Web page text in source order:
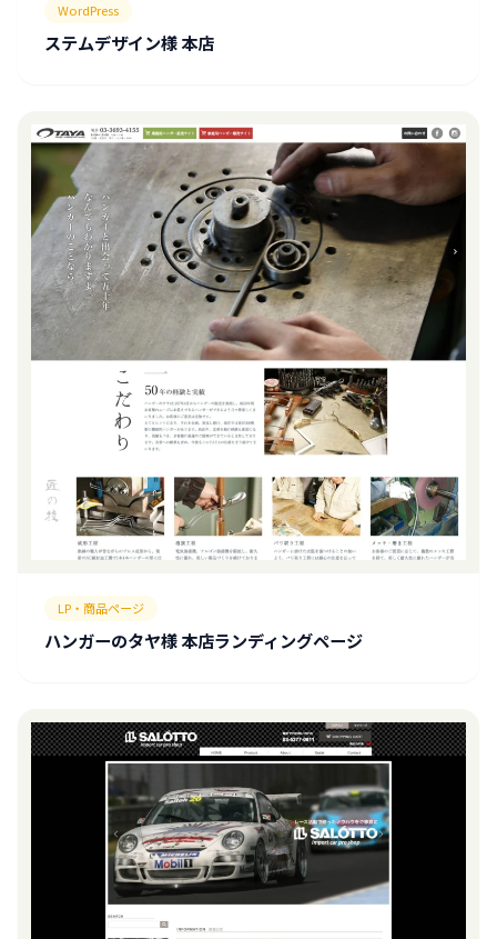
WordPress
ステムデザイン様 本店
LP・商品ページ
ハンガーのタヤ様 本店ランディングページ